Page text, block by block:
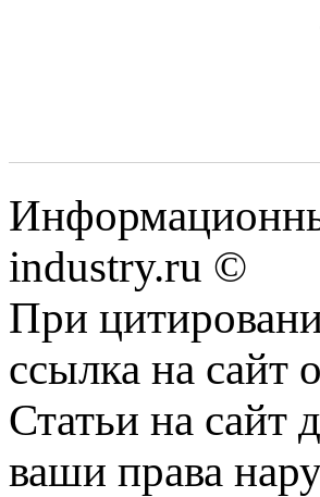
industry.ru ©
При
ссылка на сайт
Статьи на сайт
ваши права